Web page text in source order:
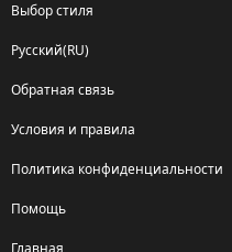
Выбор стиля
Русский(RU)
Обратная связь
Условия и правила
Политика конфиденциальности
Помощь